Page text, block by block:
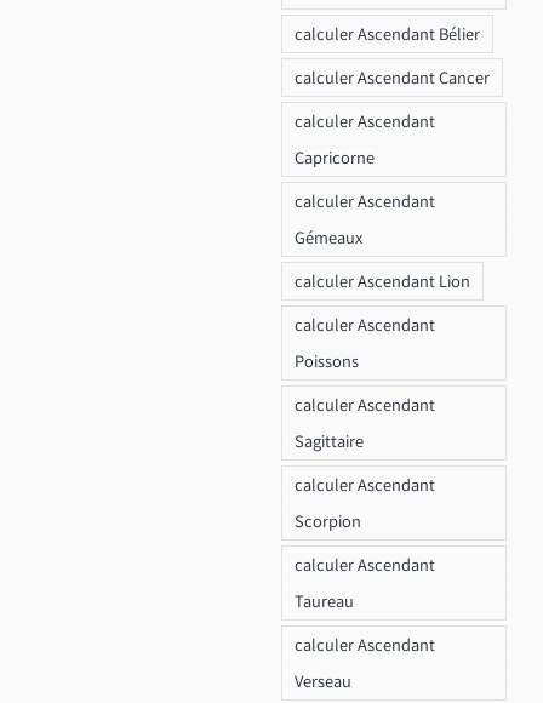
calculer Ascendant Bélier
calculer Ascendant Cancer
calculer Ascendant
Capricorne
calculer Ascendant
Gémeaux
calculer Ascendant Lion
calculer Ascendant
Poissons
calculer Ascendant
Sagittaire
calculer Ascendant
Scorpion
calculer Ascendant
Taureau
calculer Ascendant
Verseau